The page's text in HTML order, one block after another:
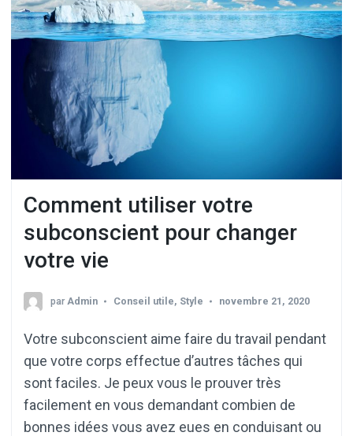
Comment utiliser votre
subconscient pour changer
votre vie
par Admin Conseil utile, Style novembre 21, 2020
Votre subconscient aime faire du travail pendant
que votre corps effectue d’autres tâches qui
sont faciles. Je peux vous le prouver très
facilement en vous demandant combien de
bonnes idées vous avez eues en conduisant ou